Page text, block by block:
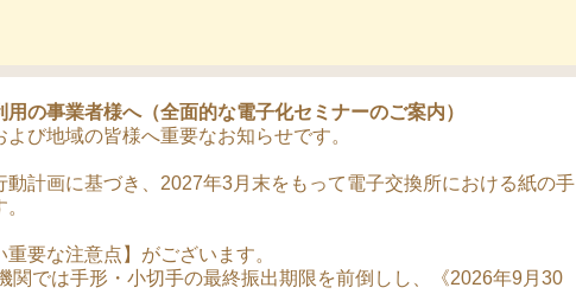
の事業者様へ（全面的な電子化セミナーのご案内）
び地域の皆様へ重要なお知らせです。
計画に基づき、2027年3月末をもって電子交換所における紙の手
要な注意点】がございます。
関では手形・小切手の最終振出期限を前倒しし、《2026年9月30